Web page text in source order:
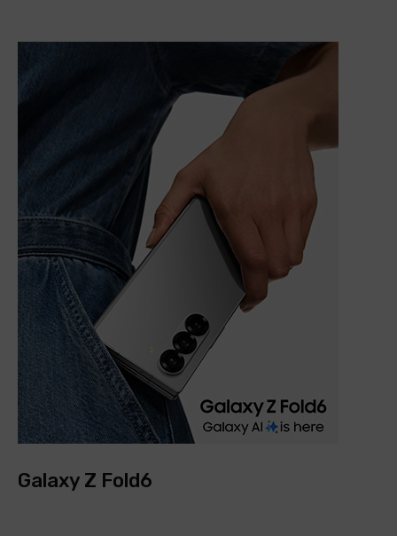
Galaxy Z Fold6